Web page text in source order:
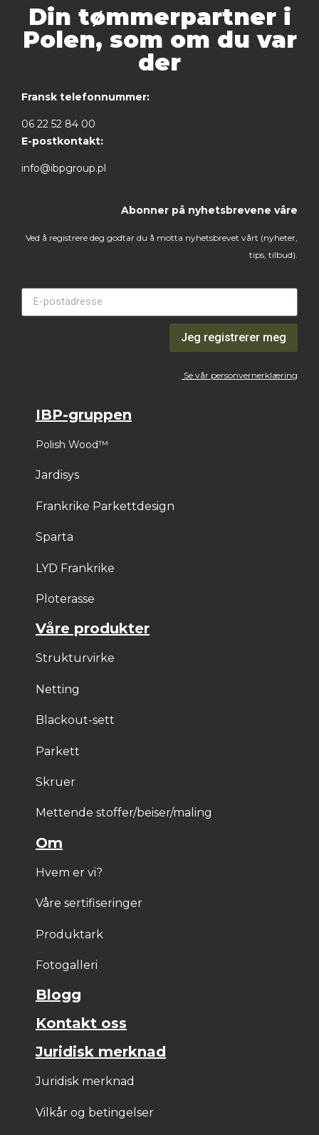
Din tømmerpartner i
Polen, som om du var
der
Fransk telefonnummer:
06 22 52 84 00
E-postkontakt:
info@ibpgroup.pl
Abonner på nyhetsbrevene våre
Ved å registrere deg godtar du å motta nyhetsbrevet vårt (nyheter,
tips, tilbud).
Jeg registrerer meg
Se vår personvernerklæring
IBP-gruppen
Polish Wood™
Jardisys
Frankrike Parkettdesign
Sparta
LYD Frankrike
Ploterasse
Våre produkter
Strukturvirke
Netting
Blackout-sett
Parkett
Skruer
Mettende stoffer/beiser/maling
Om
Hvem er vi?
Våre sertifiseringer
Produktark
Fotogalleri
Blogg
Kontakt oss
Juridisk merknad
Juridisk merknad
Vilkår og betingelser